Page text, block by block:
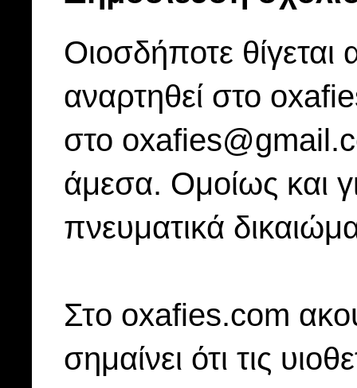
Οιοσδήποτε
αναρτηθεί στο
στο
άμεσα. Ομοίως και
πνευματικά
Στo oxafies.com
σημαίνει ότι τις